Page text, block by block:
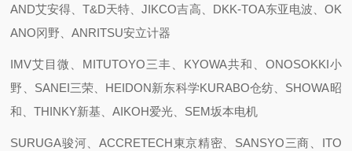
AND艾安得、T&D天特、JIKCO吉高、DKK-TOA东亚电波、OK
ANO冈野、ANRITSU安立计器
IMV艾目微、MITUTOYO三丰、KYOWA共和、ONOSOKKI小
野、SANEI三荣、HEIDON新东科学KURABO仓纺、SHOWA昭
和、THINKY新基、AIKOH爱光、SEM坂本电机
SURUGA骏河、ACCRETECH東京精密、SANSYO三商、ITO